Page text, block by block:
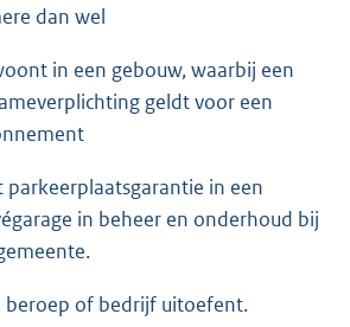
dan wel
in een gebouw, waarbij een
geldt voor een
parkeerplaatsgarantie in een
in beheer en onderhoud bij
beroep of bedrijf uitoefent.